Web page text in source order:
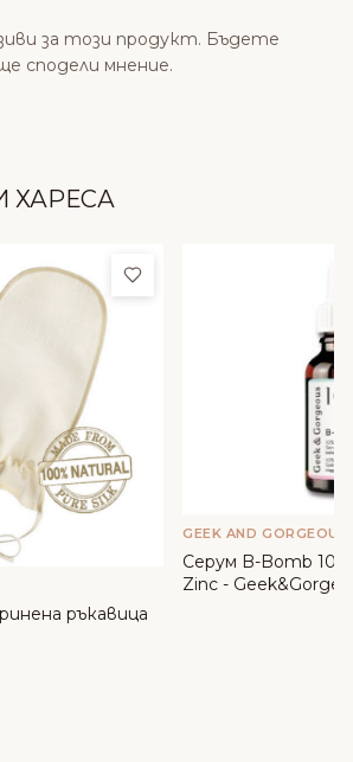
за този продукт. Бъдете
сподели мнение.
ХАРЕСА
Добави в любими
ръкавица
GEEK AND GORGEOUS
Серум B-Bomb
Zinc -